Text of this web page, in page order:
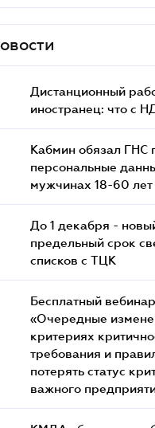
Дистанционный
иностранец: что с
Кабмин обязал ГНС
персональные
мужчинах 18-60 лет
До 1 декабря -
предельный срок
списков c ТЦК
Бесплатный
«Очередные
критериях
требования и
потерять статус
важного